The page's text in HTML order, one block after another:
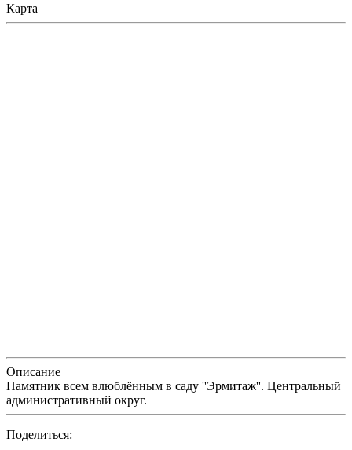
Карта
Описание
Памятник всем влюблённым в саду ''Эрмитаж''. Центральный
административный округ.
Поделиться: